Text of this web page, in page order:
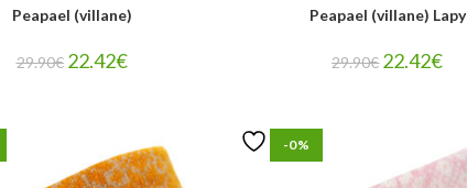
Peapael (villane)
29.90€ 22.42€
Peapael (villane) Lapy
29.90€ 22.42€
-0%